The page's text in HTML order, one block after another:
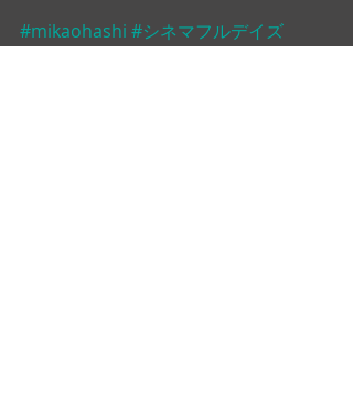
#mikaohashi #シネマフルデイズ